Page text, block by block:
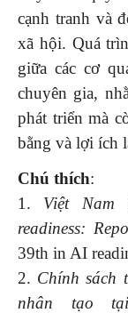
cạnh tranh và
xã hội. Quá
giữa các cơ
chuyên gia,
phát triển mà
bằng và lợi ích
Chú thích:
1. Việt Nam
readiness:
39th in AI
2. Chính sách
nhân tạo